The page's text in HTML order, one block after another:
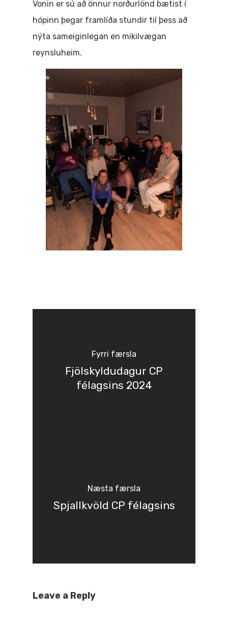
Vonin er sú að önnur norðurlönd bætist í
hópinn þegar framlíða stundir til þess að
nýta sameiginlegan en mikilvægan
reynsluheim.
Fyrri færsla
Fjölskyldudagur CP
félagsins 2024
Næsta færsla
Spjallkvöld CP félagsins
Leave a Reply